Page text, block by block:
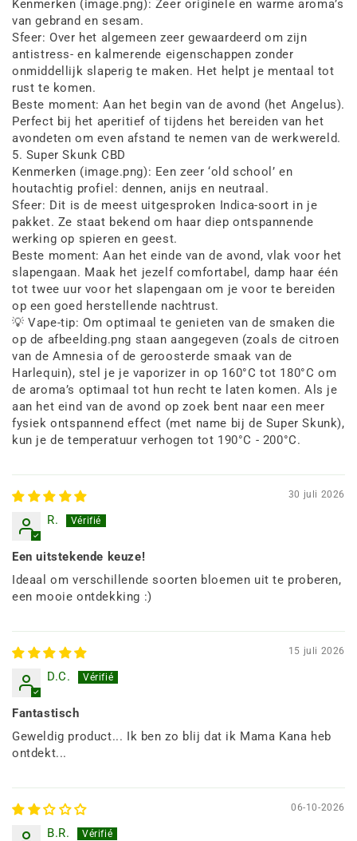
Kenmerken (image.png): Zeer originele en warme aroma’s
van gebrand en sesam.
Sfeer: Over het algemeen zeer gewaardeerd om zijn
antistress- en kalmerende eigenschappen zonder
onmiddellijk slaperig te maken. Het helpt je mentaal tot
rust te komen.
Beste moment: Aan het begin van de avond (het Angelus).
Perfect bij het aperitief of tijdens het bereiden van het
avondeten om even afstand te nemen van de werkwereld.
5. Super Skunk CBD
Kenmerken (image.png): Een zeer ‘old school’ en
houtachtig profiel: dennen, anijs en neutraal.
Sfeer: Dit is de meest uitgesproken Indica-soort in je
pakket. Ze staat bekend om haar diep ontspannende
werking op spieren en geest.
Beste moment: Aan het einde van de avond, vlak voor het
slapengaan. Maak het jezelf comfortabel, damp haar één
tot twee uur voor het slapengaan om je voor te bereiden
op een goed herstellende nachtrust.
💡 Vape-tip: Om optimaal te genieten van de smaken die
op de afbeelding.png staan aangegeven (zoals de citroen
van de Amnesia of de geroosterde smaak van de
Harlequin), stel je je vaporizer in op 160°C tot 180°C om
de aroma’s optimaal tot hun recht te laten komen. Als je
aan het eind van de avond op zoek bent naar een meer
fysiek ontspannend effect (met name bij de Super Skunk),
kun je de temperatuur verhogen tot 190°C - 200°C.
30 juli 2026
R.
Een uitstekende keuze!
Ideaal om verschillende soorten bloemen uit te proberen,
een mooie ontdekking :)
15 juli 2026
D.C.
Fantastisch
Geweldig product... Ik ben zo blij dat ik Mama Kana heb
ontdekt...
06-10-2026
B.R.